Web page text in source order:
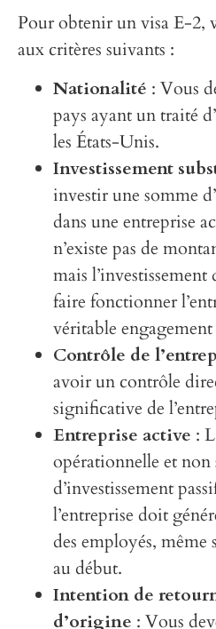
Pour obtenir un visa E-2,
aux critères suivants :
Nationalité : Vous
pays ayant un traité
les États-Unis.
Investissement
investir une somme
dans une entreprise
n’existe pas de
mais
faire fonctionner
véritable
Contrôle de
avoir un contrôle
significative de
Entreprise active :
opérationnelle et
d’investissement
l’entreprise doit
des employés,
au début.
Intention de
d’origine : Vous